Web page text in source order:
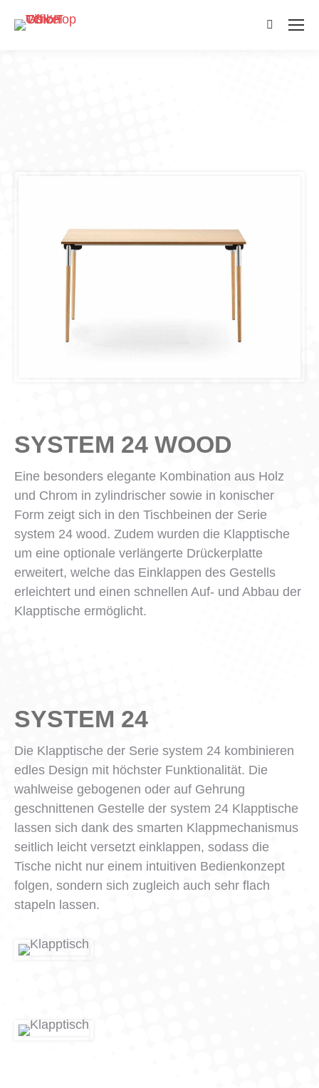
Search:
SYSTEM 24 WOOD
Eine besonders elegante Kombination aus Holz
und Chrom in zylindrischer sowie in konischer
Form zeigt sich in den Tischbeinen der Serie
system 24 wood. Zudem wurden die Klapptische
um eine optionale verlängerte Drückerplatte
erweitert, welche das Einklappen des Gestells
erleichtert und einen schnellen Auf- und Abbau der
Klapptische ermöglicht.
SYSTEM 24
Die Klapptische der Serie system 24 kombinieren
edles Design mit höchster Funktionalität. Die
wahlweise gebogenen oder auf Gehrung
geschnittenen Gestelle der system 24 Klapptische
lassen sich dank des smarten Klappmechanismus
seitlich leicht versetzt einklappen, sodass die
Tische nicht nur einem intuitiven Bedienkonzept
folgen, sondern sich zugleich auch sehr flach
stapeln lassen.